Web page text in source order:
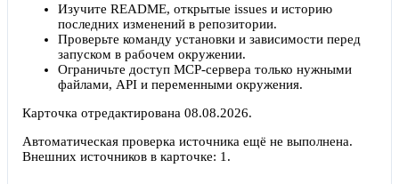
Изучите README, открытые issues и историю
последних изменений в репозитории.
Проверьте команду установки и зависимости перед
запуском в рабочем окружении.
Ограничьте доступ MCP-сервера только нужными
файлами, API и переменными окружения.
Карточка отредактирована 08.08.2026.
Автоматическая проверка источника ещё не выполнена.
Внешних источников в карточке: 1 .